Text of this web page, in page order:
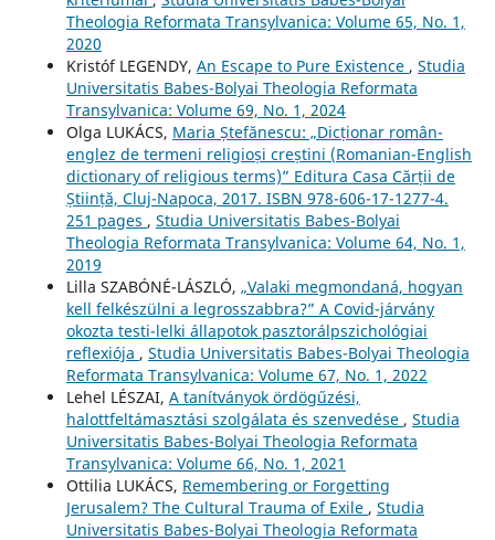
Theologia Reformata Transylvanica: Volume 65, No. 1,
2020
Kristóf LEGENDY, An Escape to Pure Existence , Studia
Universitatis Babes-Bolyai Theologia Reformata
Transylvanica: Volume 69, No. 1, 2024
Olga LUKÁCS, Maria Ștefănescu: „Dicționar român-
englez de termeni religioși creștini (Romanian-English
dictionary of religious terms)” Editura Casa Cărții de
Știință, Cluj-Napoca, 2017. ISBN 978-606-17-1277-4.
251 pages , Studia Universitatis Babes-Bolyai
Theologia Reformata Transylvanica: Volume 64, No. 1,
2019
Lilla SZABÓNÉ-LÁSZLÓ, „Valaki megmondaná, hogyan
kell felkészülni a legrosszabbra?” A Covid-járvány
okozta testi-lelki állapotok pasztorálpszichológiai
reflexiója , Studia Universitatis Babes-Bolyai Theologia
Reformata Transylvanica: Volume 67, No. 1, 2022
Lehel LÉSZAI, A tanítványok ördögűzési,
halottfeltámasztási szolgálata és szenvedése , Studia
Universitatis Babes-Bolyai Theologia Reformata
Transylvanica: Volume 66, No. 1, 2021
Ottilia LUKÁCS, Remembering or Forgetting
Jerusalem? The Cultural Trauma of Exile , Studia
Universitatis Babes-Bolyai Theologia Reformata